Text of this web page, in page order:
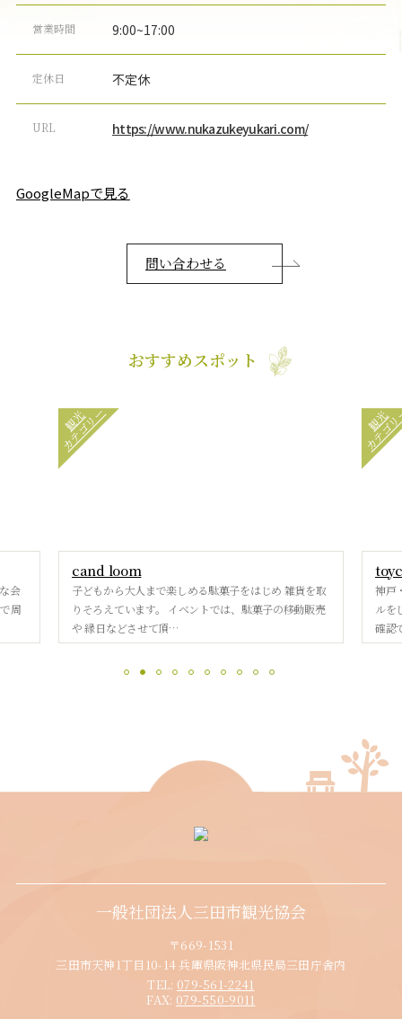
営業時間 9:00~17:00
定休日 不定休
URL https://www.nukazukeyukari.com/
GoogleMapで見る
問い合わせる
おすすめスポット
会
周
観光
カテゴリー
cand loom
子どもから大人まで楽しめる駄菓子をはじめ 雑貨を取
りそろえています。 イベントでは、駄菓子の移動販売
や 縁日などさせて頂…
観光
カテ
神戸
ルを
確認
一般社団法人三田市観光協会
〒669-1531
三田市天神1丁目10-14 兵庫県阪神北県民局三田庁舎内
TEL: 079-561-2241
FAX: 079-550-9011